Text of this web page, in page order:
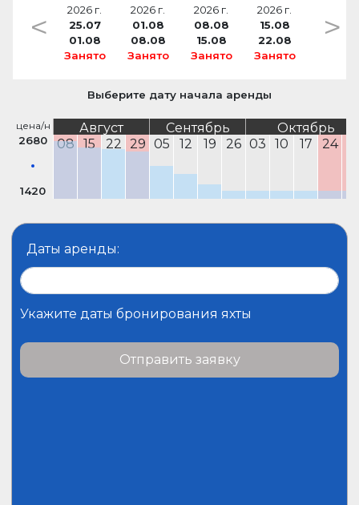
2026 г.
25.07
01.08
Занято
2026 г.
01.08
08.08
Занято
2026 г.
08.08
15.08
Занято
2026 г.
15.08
22.08
Занято
< >
Выберите дату начала аренды
цена/н
2680
1420
Август Сентябрь
Октябрь
08
15 22 29 05 12 19 26 03 10 17 24
Даты аренды:
Укажите даты бронирования яхты
Отправить заявку